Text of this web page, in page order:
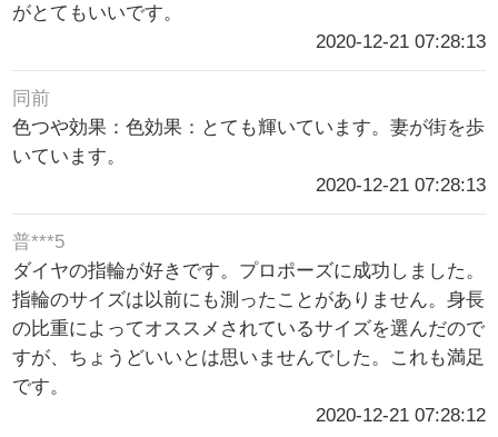
がとてもいいです。
2020-12-21 07:28:13
同前
色つや効果：色効果：とても輝いています。妻が街を歩
いています。
2020-12-21 07:28:13
普***5
ダイヤの指輪が好きです。プロポーズに成功しました。
指輪のサイズは以前にも測ったことがありません。身長
の比重によってオススメされているサイズを選んだので
すが、ちょうどいいとは思いませんでした。これも満足
です。
2020-12-21 07:28:12